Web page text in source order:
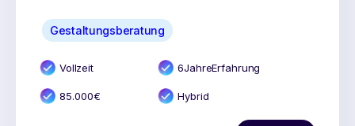
Gestaltungsberatung
Vollzeit 6JahreErfahrung
85.000€ Hybrid